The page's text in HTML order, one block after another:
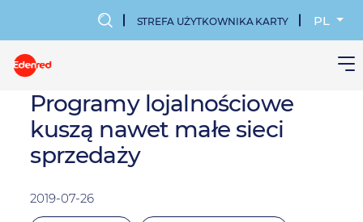
MENU
KONTA
STREFA UŻYTKOWNIKA KARTY PL
Programy lojalnościowe
kuszą nawet małe sieci
sprzedaży
2019-07-26